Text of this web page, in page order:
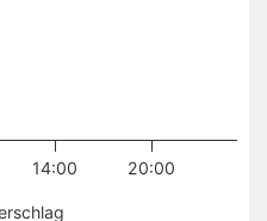
14:00 20:00